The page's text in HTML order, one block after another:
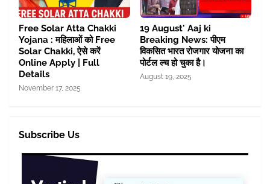
Free Solar Atta Chakki
Yojana : महिलाओं को Free
Solar Chakki, ऐसे करें
Online Apply | Full
Details
November 17, 2025
19 August' Aaj ki
Breaking News: पीएम
विकसित भारत रोजगार योजना का
पोर्टल ल्च हो चुका है।
August 19, 2025
Subscribe Us